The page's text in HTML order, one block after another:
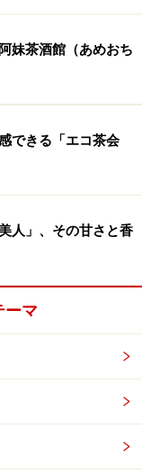
服を、この紅茶で
が蓋碗でいれて、
ィーカップでサ
らえるので、と
！）
香りをつけた桂花
深みある味わい
するような香り
にくい入お茶で
というてがありま
妹茶酒館（あめおち
できる「エコ茶会
人」、その甘さと香
ーマ